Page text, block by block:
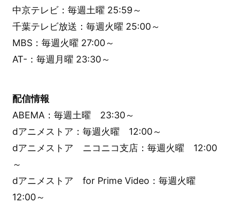
中京テレビ：毎週土曜 25:59～
千葉テレビ放送：毎週火曜 25:00～
MBS：毎週火曜 27:00～
AT-：毎週月曜 23:30～
配信情報
ABEMA：毎週土曜 23:30～
dアニメストア：毎週火曜 12:00～
dアニメストア ニコニコ支店：毎週火曜 12:00
～
dアニメストア for Prime Video：毎週火曜
12:00～